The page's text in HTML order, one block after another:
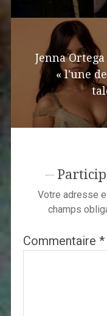
Jenna
« l'une
Votre adresse
champs
Commentaire *